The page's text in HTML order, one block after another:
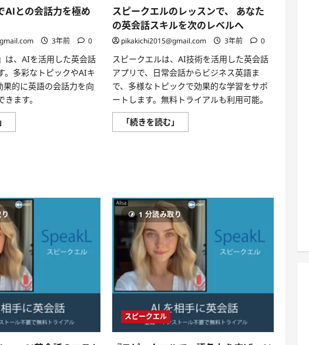
AIとの会話力を極め
3年前 0
は、AIを活用した英会話
。多彩なトピックやAIキ
果的に英語の会話力を向
きます。
ピ
会
話
力
を
極
め
ろ！
に
つ
い
て
さ
ら
に
読
む
スピークエルのレッスンで、 あなた
の英会話スキルを次のレベルへ
pikakichi2015@gmail.com 3年前 0
スピークエルは、AI技術を活用した英会話
アプリで、日常会話からビジネス英語ま
で、多様なトピックで効果的な学習をサポ
ートします。無料トライアルも利用可能。
「続きを読む」
ピ
ン
で、
あ
な
た
の
英
会
話
ス
キ
ル
を
次
の
レ
ベ
ル
り 1 分読み取り
スピークエル